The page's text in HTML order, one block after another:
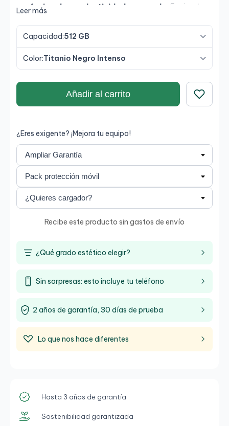
profesional y productividad avanzada
. Equipado
optimizado para Galaxy AI
espectacular pantalla
pulgadas con 120Hz , proporciona una experiencia
extremadamente fluida y una calidad visual
sobresaliente. Sus512GB de almacenamiento,
cámaras avanzadas y diseño en titanio lo convierten
en una opción ideal para usuarios exigentes y
Leer más
Capacidad:512 GB
Color:Titanio Negro Intenso
Añadir al carrito
¿Eres exigente? ¡Mejora tu equipo!
Recibe este producto sin gastos de envío
¿Qué grado estético elegir?
Sin sorpresas: esto incluye tu teléfono
2 años de garantía, 30 días de prueba
Lo que nos hace diferentes
Hasta 3 años de garantía
Sostenibilidad garantizada